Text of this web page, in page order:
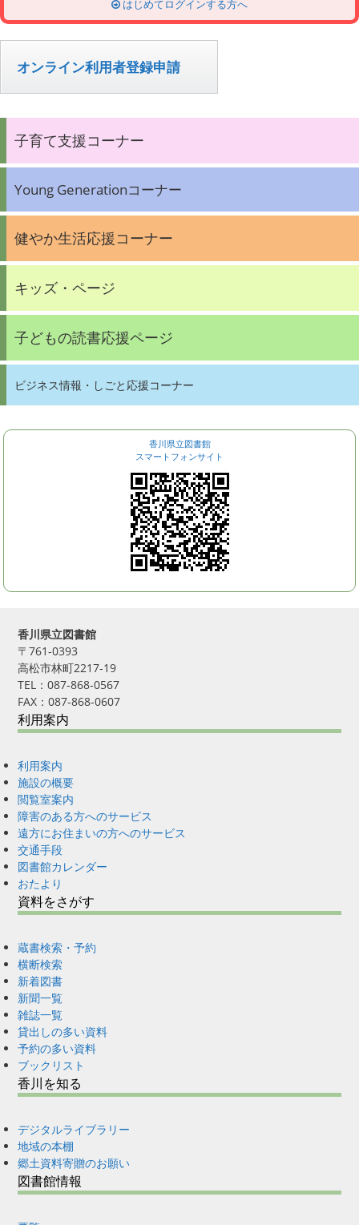
はじめてログインする方へ
オンライン利用者登録申請
子育て支援コーナー
Young Generationコーナー
健やか生活応援コーナー
キッズ・ページ
子どもの読書応援ページ
ビジネス情報・しごと応援コーナー
香川県立図書館
スマートフォンサイト
香川県立図書館
〒761-0393
高松市林町2217-19
TEL：087-868-0567
FAX：087-868-0607
利用案内
利用案内
施設の概要
閲覧室案内
障害のある方へのサービス
遠方にお住まいの方へのサービス
交通手段
図書館カレンダー
おたより
資料をさがす
蔵書検索・予約
横断検索
新着図書
新聞一覧
雑誌一覧
貸出しの多い資料
予約の多い資料
ブックリスト
香川を知る
デジタルライブラリー
地域の本棚
郷土資料寄贈のお願い
図書館情報